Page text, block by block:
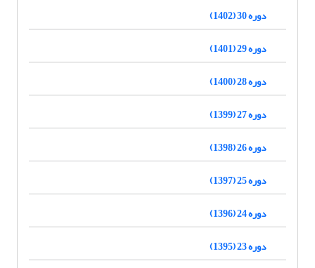
دوره 30 (1402)
دوره 29 (1401)
دوره 28 (1400)
دوره 27 (1399)
دوره 26 (1398)
دوره 25 (1397)
دوره 24 (1396)
دوره 23 (1395)